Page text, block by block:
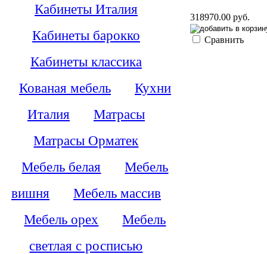
Кабинеты Италия
Кабинеты барокко
Кабинеты классика
Кованая мебель
Кухни
Италия
Матрасы
Матрасы Орматек
Мебель белая
Мебель
вишня
Мебель массив
Мебель орех
Мебель
светлая с росписью
318970.00 руб.
Сравнить